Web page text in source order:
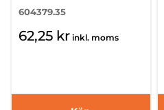
604379.35
62,25 kr inkl. moms